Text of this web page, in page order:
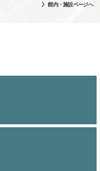
館内・施設ページへ